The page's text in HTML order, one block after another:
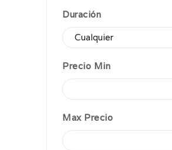
Duración
Precio Min
Max Precio